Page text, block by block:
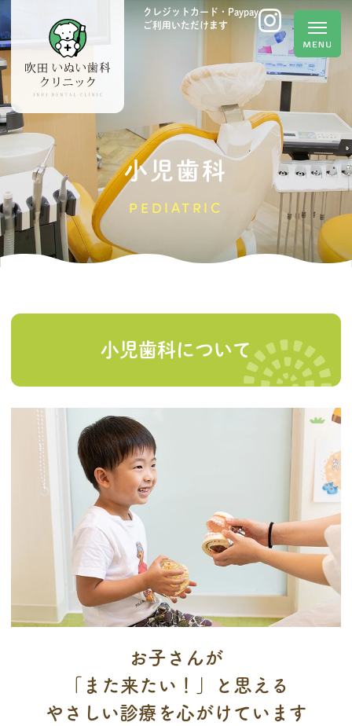
クレジットカード・Paypay
ご利用いただけます
小児歯科
PEDIATRIC
小児歯科について
お子さんが
「また来たい！」と思える
やさしい診療を心がけています